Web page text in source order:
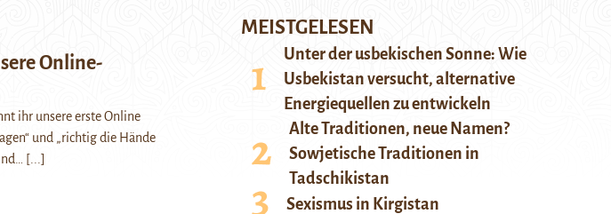
Online-
ihr unsere erste Online
und „richtig die Hände
[...]
MEISTGELESEN
Unter der usbekischen Sonne: Wie
Usbekistan versucht, alternative
Energiequellen zu entwickeln
Alte Traditionen, neue Namen?
Sowjetische Traditionen in
Tadschikistan
Sexismus in Kirgistan